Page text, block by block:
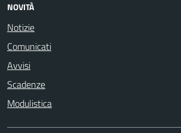
NOVITÀ
Notizie
Comunicati
Avvisi
Scadenze
Modulistica